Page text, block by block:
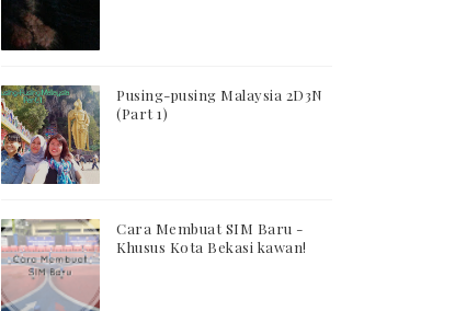
Pusing-pusing Malaysia 2D3N
(Part 1)
Cara Membuat SIM Baru -
Khusus Kota Bekasi kawan!